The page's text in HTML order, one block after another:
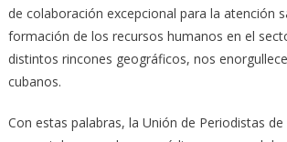
de colaboración excepcional para la atención
formación de los recursos humanos en el
distintos rincones geográficos, nos
cubanos.
Con estas palabras, la Unión de Periodistas de